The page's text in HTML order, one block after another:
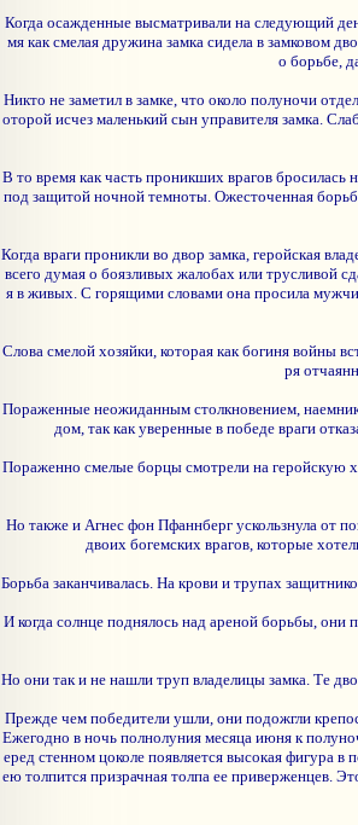
Когда осажденные высматривали на следующий
мя как смелая дружина замка сидела в замковом
о борьбе,
Никто не заметил в замке, что около полуночи
оторой исчез маленький сын управителя замка.
В то время как часть проникших врагов бросилась
под защитой ночной темноты. Ожесточенная
Когда враги проникли во двор замка, геройская
всего думая о боязливых жалобах или трусливой
я в живых. С горящими словами она просила
Слова смелой хозяйки, которая как богиня войны
ря
Пораженные неожиданным столкновением,
дом, так как уверенные в победе враги
Пораженно смелые борцы cмотрели на геройскую
Но также и Агнес фон Пфаннберг ускользнула от
двоих богемских врагов, которые
Борьба заканчивалась. На крови и трупах
И когда солнце поднялось над ареной борьбы, они
Но они так и не нашли труп владелицы замка. Те
Прежде чем победители ушли, они подожгли
Ежегодно в ночь полнолуния месяца июня к
еред стенном цоколе появляется высокая фигура
ею толпится призрачная толпа ее приверженцев.